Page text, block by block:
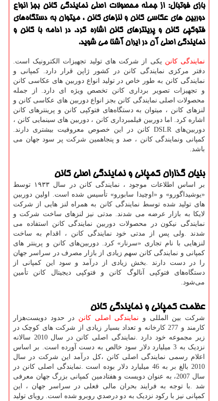
بازی فوتبال: از جمله محصولات اصلی نمایندگی كانن بجز انواع
دوربین های عكاسی كانن و لنزهای كانن ، میتوان به دستگاه‌های
فتوكپی كانن و پرینترهای كانن اشاره كرد. در ادامه با كانن و
نمایندگی اصلی آن در ایران آشنا می شوید.
نمایندگی کانن یکی از شرکت های تولید تجهیزات الکترونیک است.
دفتر مرکزی نمایندگی کانن در کشور ژاپن قرار دارد. کمپانی و
نمایندگی کانن به طور خاص در تولید انواع دوربین های عکاسی کانن
و تجهیزات تصویر برداری کانن تخصص ویژه ای دارد. از جمله
محصولات اصلی نمایندگی کانن بجز انواع دوربین های عکاسی کانن و
لنزهای کانن ، میتوان به دستگاه‌های فتوکپی کانن و پرینترهای کانن
اشاره کرد. اما دوربین فیلمبرداری کانن ، دوربین های سینمایی کانن ،
دوربین‌های DSLR کانن در این خصوص معروفیت بیشتری دارند
کمپانی ونمایندگی کانن ، صد و پنجاهمین شرکت پر سود جهان می
باشد.
بنیان گذاران کمپانی و نمایندگی اصلی کانن
بر اساس اطلاعات موجود ، نمایندگی کانن در سال ۱۹۳۳ توسط
«یوشیداگورو» و «اوچیدا سابورو» تأسیس شده است. اولین دوربین
های تولید شده توسط نمایندگی کانن به همراه لنز هایی از شرکت
لایکا به بازار عرضه می شدند. مدتی نیز لنزهای ساخت شرکت و
نمایندگی نیکون در محصولات دوربین نمایندگی کانن استفاده می
شدند
ولی پس از مدتی خود نمایندگی کانن ، اقدام به ساخت
لنزهایی با نام تجاری «سرنار» کرد. دوربین‌های کانن و پرینتر های
کمپانی و نمایندگی کانن سهم زیادی از بازار مصرف در سراسر جهان
را در دست دارند
بخش زیادی از درآمد و سود این کمپانی از
دستگاه‌های فتوکپی آنالوگ کانن و فتوکپی دیجیتال کانن تأمین
می‌شود
عظمت کمپانی و نمایندگی کانن
شرکت بین المللی و نمایندگی اصلی کانن در حدود دویست‌هزار
کارمند و 277 کارخانه و تعداد بسیار زیادی از شرکت های کوچک در
زیر مجموعه خود دارد
نمایندگی اصلی کانن در سال 2010 سالانه
نزدیک به 3 ميليارد دلار سود خالص به دست آورده است. بر اساس
اعلام رسمی نمایندگی اصلی کانن ،کل درآمد این شرکت در سال
2010 بالغ بر به 46 ميليارد دلار بوده است
نمایندگی اصلی کانن در
سال 2007، به عنوان دویست و هفتادمین کمپانی بزرگ جهان معرفی
شد
با توجه به فرایند بحران مالی فعلی در سراسر جهان ، این
کمپانی نیز با رکود نزدیک به دو درصدي روبرو شده است. رویای تولید